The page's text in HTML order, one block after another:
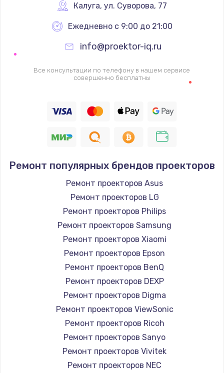
Калуга, ул. Суворова, 77
Ежедневно с 9:00 до 21:00
info@proektor-iq.ru
Все консультации по телефону в нашем сервисе
совершенно бесплатны
Ремонт популярных брендов проекторов
Ремонт проекторов Asus
Ремонт проекторов LG
Ремонт проекторов Philips
Ремонт проекторов Samsung
Ремонт проекторов Xiaomi
Ремонт проекторов Epson
Ремонт проекторов BenQ
Ремонт проекторов DEXP
Ремонт проекторов Digma
Ремонт проекторов ViewSonic
Ремонт проекторов Ricoh
Ремонт проекторов Sanyo
Ремонт проекторов Vivitek
Ремонт проекторов NEC